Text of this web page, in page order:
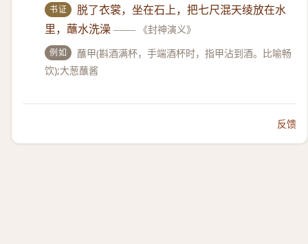
书证
脱了衣裳，坐在石上，把七尺混天绫放在水
里，蘸水洗澡 —— 《封神演义》
例如
蘸甲(斟酒满杯，手端酒杯时，指甲沾到酒。比喻畅
饮);大葱蘸酱
反馈